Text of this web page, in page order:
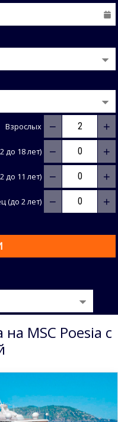
Взрослых − +
до 18 лет) − +
до 11 лет) − +
(до 2 лет) − +
MSC Poesia с